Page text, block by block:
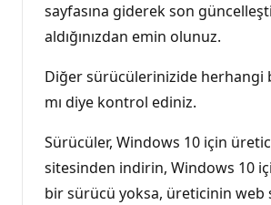
sayfasına giderek son
aldığınızdan emin olunuz.
Diğer sürücülerinizide herhangi
mı diye kontrol ediniz.
Sürücüler, Windows 10 için
sitesinden indirin, Windows 10
bir sürücü yoksa, üreticinin web